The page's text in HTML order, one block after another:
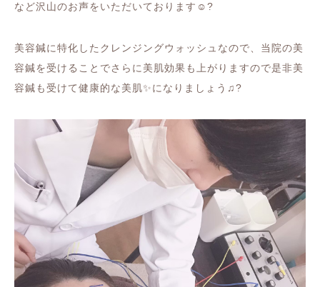
など沢山のお声をいただいております ☺️?
美容鍼に特化したクレンジングウォッシュなので、当院の美
容鍼を受けることでさらに美肌効果も上がりますので是非美
容鍼も受けて健康的な美肌✨になりましょう♫?